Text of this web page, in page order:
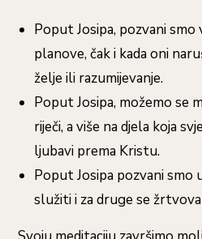
Poput Josipa, pozvani
planove, čak i kada oni
želje ili razumijevanje.
Poput Josipa, možemo se
riječi, a više na djela koja
ljubavi prema Kristu.
Poput Josipa pozvani smo
služiti i za druge se